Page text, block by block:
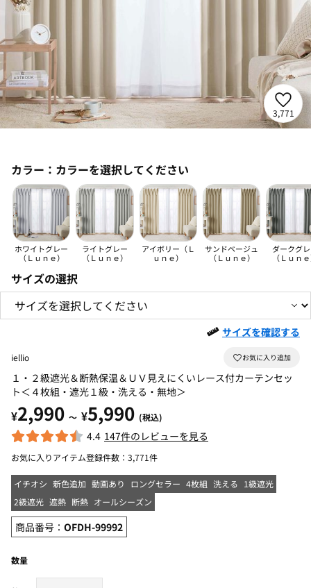
3,771
カラー： カラーを選択してください
ホワイトグレー
（Ｌｕｎｅ）
ライトグレー
（Ｌｕｎｅ）
アイボリー（Ｌ
ｕｎｅ）
サンドベージュ
（Ｌｕｎｅ）
ダークグ
（Ｌｕｎ
サイズの選択
サイズを確認する
iellio
１・２級遮光＆断熱保温＆ＵＶ見えにくいレース付カーテンセッ
ト＜４枚組・遮光１級・洗える・無地＞
¥2,990 ～ ¥5,990 (税込)
4.4 147件のレビューを見る
お気に入りアイテム登録件数： 3,771件
イチオシ 新色追加 動画あり ロングセラー 4枚組 洗える 1級遮光
2級遮光 遮熱 断熱 オールシーズン
商品番号： OFDH-99992
数量